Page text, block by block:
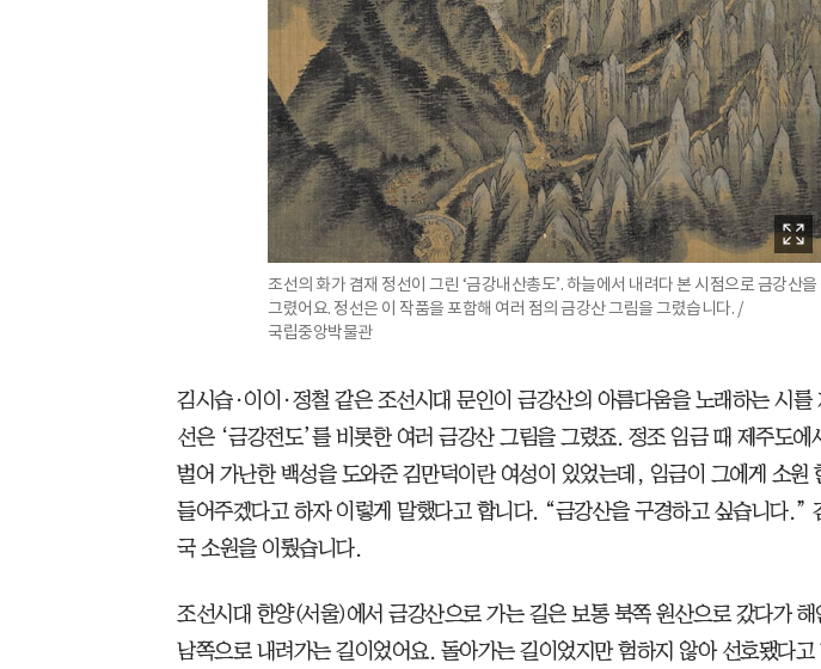
조선의 화가 겸재 정선이 그린 ‘금강내산총도’. 하늘에서 내려다 본 시점으로 금강산을
그렸어요. 정선은 이 작품을 포함해 여러 점의 금강산 그림을 그렸습니다. /
국립중앙박물관
김시습·이이·정철 같은 조선시대 문인이 금강산의 아름다움을 노래하는 시를
선은 ‘금강전도’를 비롯한 여러 금강산 그림을 그렸죠. 정조 임금 때 제주도에
벌어 가난한 백성을 도와준 김만덕이란 여성이 있었는데, 임금이 그에게 소원
들어주겠다고 하자 이렇게 말했다고 합니다. “금강산을 구경하고 싶습니다.”
국 소원을 이뤘습니다.
조선시대 한양(서울)에서 금강산으로 가는 길은 보통 북쪽 원산으로 갔다가 해
남쪽으로 내려가는 길이었어요. 돌아가는 길이었지만 험하지 않아 선호됐다고